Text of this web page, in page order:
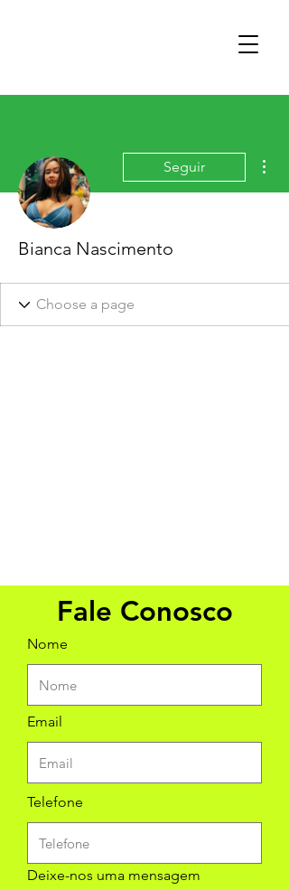
Seguir
Bianca Nascimento
Fale Conosco
Nome
Email
Telefone
Deixe-nos uma mensagem